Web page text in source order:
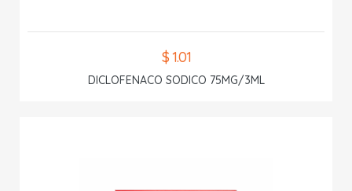
$ 1.01
DICLOFENACO SODICO 75MG/3ML